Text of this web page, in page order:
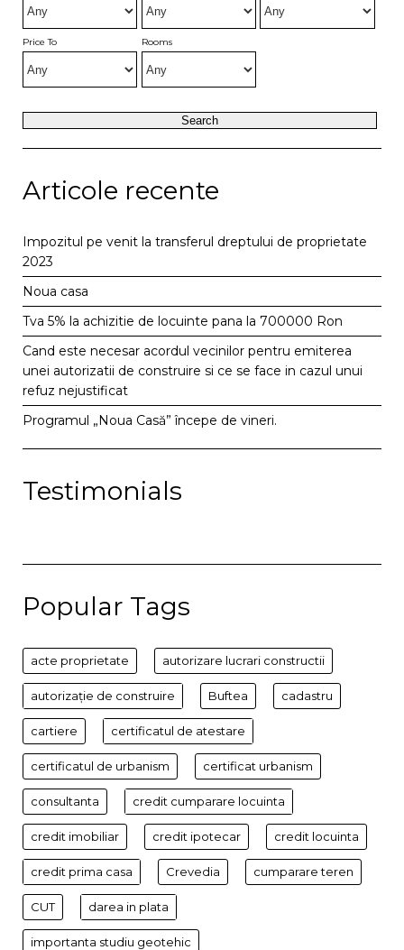
Price To Rooms
Articole recente
Impozitul pe venit la transferul dreptului de proprietate
2023
Noua casa
Tva 5% la achizitie de locuinte pana la 700000 Ron
Cand este necesar acordul vecinilor pentru emiterea
unei autorizatii de construire si ce se face in cazul unui
refuz nejustificat
Programul „Noua Casă” începe de vineri.
Testimonials
Popular Tags
acte proprietate autorizare lucrari constructii
autorizație de construire Buftea cadastru
cartiere certificatul de atestare
certificatul de urbanism certificat urbanism
consultanta credit cumparare locuinta
credit imobiliar credit ipotecar credit locuinta
credit prima casa Crevedia cumparare teren
CUT darea in plata
importanta studiu geotehic